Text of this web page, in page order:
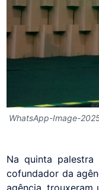
WhatsApp-Image-
Na quinta palestra
cofundador da